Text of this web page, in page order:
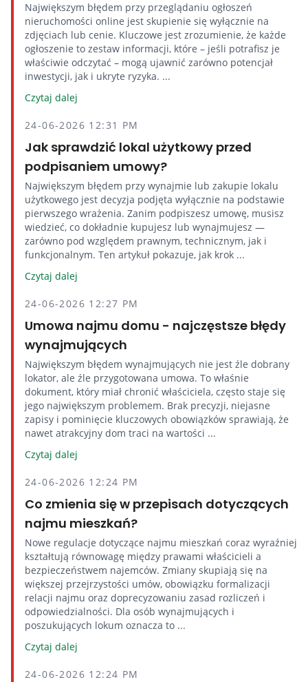
Największym błędem przy przeglądaniu ogłoszeń
nieruchomości online jest skupienie się wyłącznie na
zdjęciach lub cenie. Kluczowe jest zrozumienie, że każde
ogłoszenie to zestaw informacji, które – jeśli potrafisz je
właściwie odczytać – mogą ujawnić zarówno potencjał
inwestycji, jak i ukryte ryzyka. ...
Czytaj dalej
24-06-2026 12:31 PM
Jak sprawdzić lokal użytkowy przed
podpisaniem umowy?
Największym błędem przy wynajmie lub zakupie lokalu
użytkowego jest decyzja podjęta wyłącznie na podstawie
pierwszego wrażenia. Zanim podpiszesz umowę, musisz
wiedzieć, co dokładnie kupujesz lub wynajmujesz —
zarówno pod względem prawnym, technicznym, jak i
funkcjonalnym. Ten artykuł pokazuje, jak krok ...
Czytaj dalej
24-06-2026 12:27 PM
Umowa najmu domu - najczęstsze błędy
wynajmujących
Największym błędem wynajmujących nie jest źle dobrany
lokator, ale źle przygotowana umowa. To właśnie
dokument, który miał chronić właściciela, często staje się
jego największym problemem. Brak precyzji, niejasne
zapisy i pominięcie kluczowych obowiązków sprawiają, że
nawet atrakcyjny dom traci na wartości ...
Czytaj dalej
24-06-2026 12:24 PM
Co zmienia się w przepisach dotyczących
najmu mieszkań?
Nowe regulacje dotyczące najmu mieszkań coraz wyraźniej
kształtują równowagę między prawami właścicieli a
bezpieczeństwem najemców. Zmiany skupiają się na
większej przejrzystości umów, obowiązku formalizacji
relacji najmu oraz doprecyzowaniu zasad rozliczeń i
odpowiedzialności. Dla osób wynajmujących i
poszukujących lokum oznacza to ...
Czytaj dalej
24-06-2026 12:24 PM